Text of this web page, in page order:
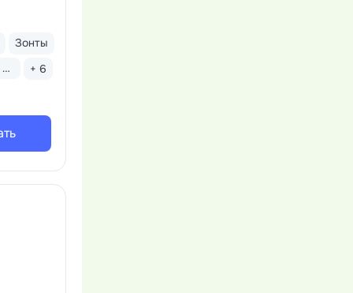
Зонты
Бассейн закрытый
+ 6